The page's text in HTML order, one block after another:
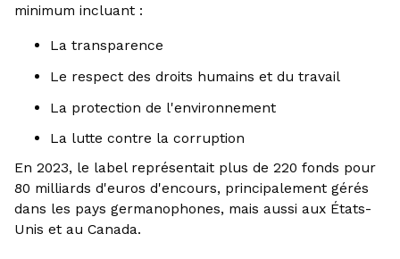
minimum incluant :
La transparence
Le respect des droits humains et du travail
La protection de l'environnement
La lutte contre la corruption
En 2023, le label représentait plus de 220 fonds pour
80 milliards d'euros d'encours, principalement gérés
dans les pays germanophones, mais aussi aux États-
Unis et au Canada.